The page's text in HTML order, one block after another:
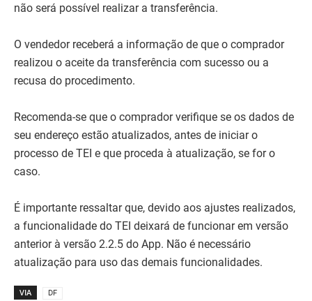
não será possível realizar a transferência.
O vendedor receberá a informação de que o comprador
realizou o aceite da transferência com sucesso ou a
recusa do procedimento.
Recomenda-se que o comprador verifique se os dados de
seu endereço estão atualizados, antes de iniciar o
processo de TEI e que proceda à atualização, se for o
caso.
É importante ressaltar que, devido aos ajustes realizados,
a funcionalidade do TEI deixará de funcionar em versão
anterior à versão 2.2.5 do App. Não é necessário
atualização para uso das demais funcionalidades.
VIA DF